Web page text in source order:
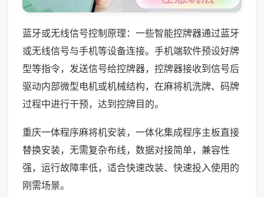
蓝牙或无线信号控制原理：一些智能控牌器通过蓝牙
或无线信号与手机等设备连接。手机端软件预设好牌
型等指令，发送信号给控牌器，控牌器接收到信号后
驱动内部微型电机或机械结构，在麻将机洗牌、码牌
过程中进行干预，达到控牌目的。
重庆一体程序麻将机安装，一体化集成程序主板直接
替换安装，无需复杂布线，数据对接简单，兼容性
强，运行故障率低，适合快速改装、快速投入使用的
刚需场景。